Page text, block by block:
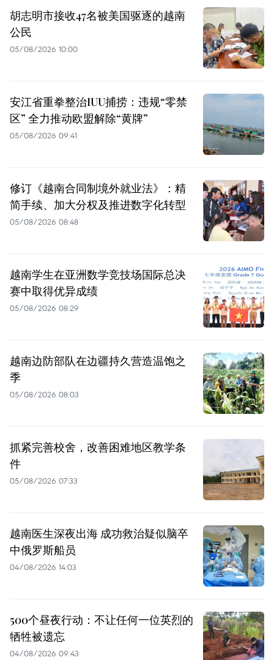
胡志明市接收47名被美国驱逐的越南
公民
05/08/2026 10:00
安江省重拳整治IUU捕捞：违规“零禁
区” 全力推动欧盟解除“黄牌”
05/08/2026 09:41
修订《越南合同制境外就业法》：精
简手续、加大分权及推进数字化转型
05/08/2026 08:48
越南学生在亚洲数学竞技场国际总决
赛中取得优异成绩
05/08/2026 08:29
越南边防部队在边疆持久营造温饱之
季
05/08/2026 08:03
抓紧完善校舍，改善困难地区教学条
件
05/08/2026 07:33
越南医生深夜出海 成功救治疑似脑卒
中俄罗斯船员
04/08/2026 14:03
500个昼夜行动：不让任何一位英烈的
牺牲被遗忘
04/08/2026 09:43